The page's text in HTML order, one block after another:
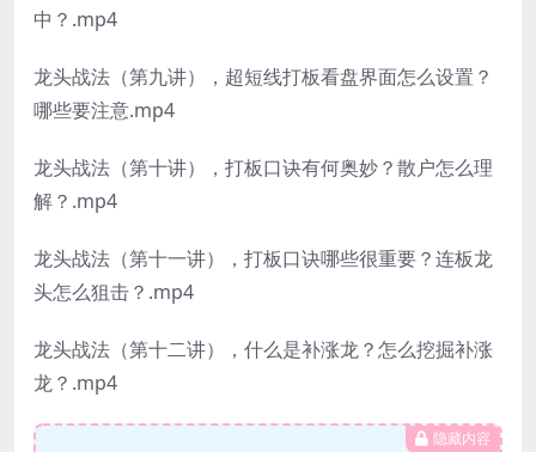
中？.mp4
龙头战法（第九讲），超短线打板看盘界面怎么设置？
哪些要注意.mp4
龙头战法（第十讲），打板口诀有何奥妙？散户怎么理
解？.mp4
龙头战法（第十一讲），打板口诀哪些很重要？连板龙
头怎么狙击？.mp4
龙头战法（第十二讲），什么是补涨龙？怎么挖掘补涨
龙？.mp4
隐藏内容